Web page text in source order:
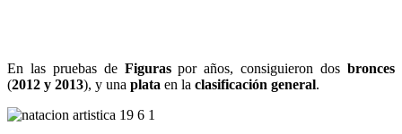
En las pruebas de Figuraspor años, consiguieron dosbronces
(2012 y 2013), y una plata en la clasificación general.